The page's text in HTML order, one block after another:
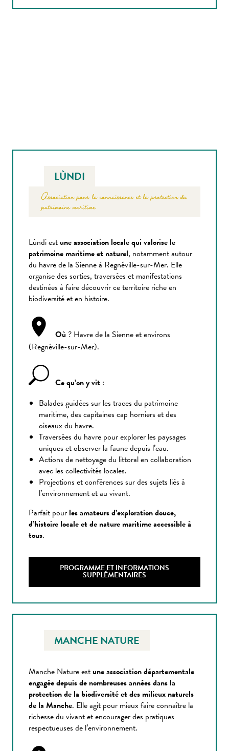
LÙNDI
Association pour la connaissance et la protection du
patrimoine maritime
Lùndi estune association locale qui valorise le
patrimoine maritime et naturel, notamment autour
du havre de la Sienne à Regnéville-sur-Mer. Elle
organise des sorties, traversées et manifestations
destinées à faire découvrir ce territoire riche en
biodiversité et en histoire.
Où? Havre de la Sienne et environs
(Regnéville-sur-Mer).
Ce qu’on y vit :
Balades guidées sur les traces du patrimoine
maritime, des capitaines cap horniers et des
oiseaux du havre.
Traversées du havre pour explorer les paysages
uniques et observer la faune depuis l’eau.
Actions de nettoyage du littoral en collaboration
avec les collectivités locales.
Projections et conférences sur des sujets liés à
l’environnement et au vivant.
Parfait pour les amateurs d’exploration douce,
d’histoire locale et de nature maritime accessible à
tous.
PROGRAMME ET INFORMATIONS
SUPPLÉMENTAIRES
MANCHE NATURE
Manche Nature estune association départementale
engagée depuis de nombreuses années dans la
protection de la biodiversité et des milieux naturels
de la Manche. Elle agit pour mieux faire connaître la
richesse du vivant et encourager des pratiques
respectueuses de l’environnement.